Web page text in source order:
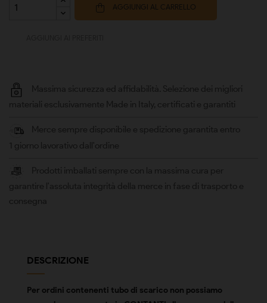
AGGIUNGI AL CARRELLO
DESCRIZIONE
Per ordini contenenti tubo di scarico non possiamo